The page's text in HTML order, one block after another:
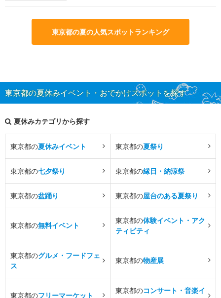
東京都の夏の人気スポットランキング
東京都の夏休みイベント・おでかけスポットを探す
夏休みカテゴリから探す
東京都の夏休みイベント 東京都の夏祭り
東京都の七夕祭り 東京都の縁日・納涼祭
東京都の盆踊り 東京都の屋台のある夏祭り
東京都の無料イベント
東京都の体験イベント・アク
ティビティ
東京都のグルメ・フードフェ
ス
東京都の物産展
東京都のフリーマーケット
東京都のコンサート・音楽イ